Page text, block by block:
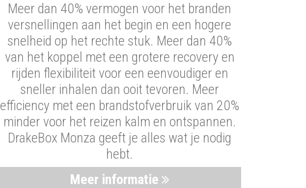
Meer dan 40% vermogen voor het branden
versnellingen aan het begin en een hogere
snelheid op het rechte stuk. Meer dan 40%
van het koppel met een grotere recovery en
rijden flexibiliteit voor een eenvoudiger en
sneller inhalen dan ooit tevoren. Meer
efficiency met een brandstofverbruik van 20%
minder voor het reizen kalm en ontspannen.
DrakeBox Monza geeft je alles wat je nodig
hebt.
Meer informatie